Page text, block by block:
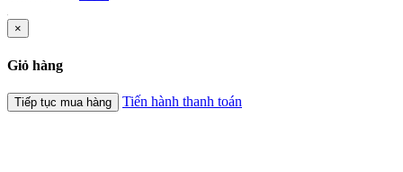
×
Giỏ hàng
Tiếp tục mua hàng Tiến hành thanh toán